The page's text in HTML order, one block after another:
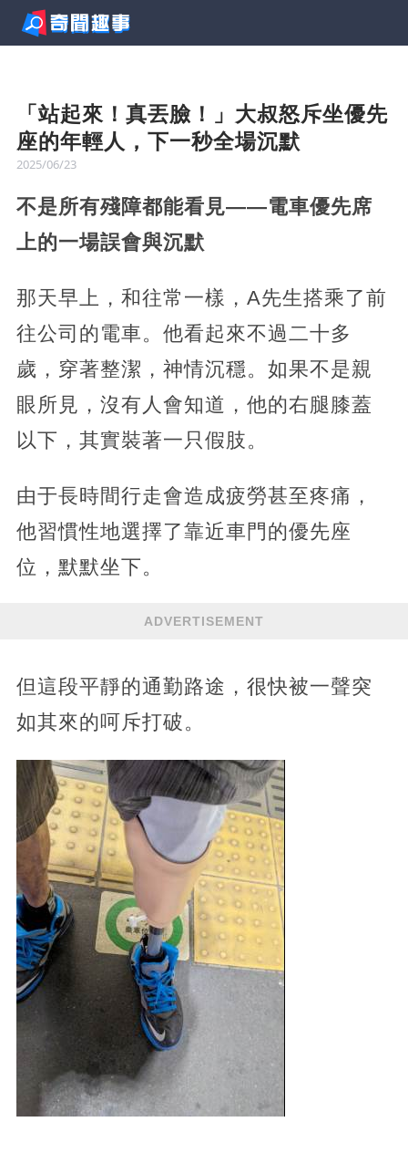
「站起來！真丟臉！」大叔怒斥坐優先
座的年輕人，下一秒全場沉默
2025/06/23
不是所有殘障都能看見——電車優先席
上的一場誤會與沉默
那天早上，和往常一樣，A先生搭乘了前
往公司的電車。他看起來不過二十多
歲，穿著整潔，神情沉穩。如果不是親
眼所見，沒有人會知道，他的右腿膝蓋
以下，其實裝著一只假肢。
由于長時間行走會造成疲勞甚至疼痛，
他習慣性地選擇了靠近車門的優先座
位，默默坐下。
ADVERTISEMENT
但這段平靜的通勤路途，很快被一聲突
如其來的呵斥打破。